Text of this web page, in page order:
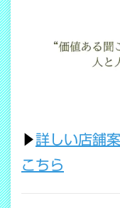
▶詳しい店舗
こちら